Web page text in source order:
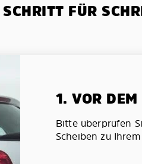
FÜR
1. VOR
Bitte überprüfen
Scheiben zu